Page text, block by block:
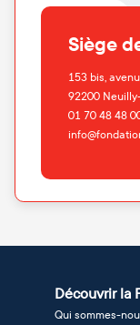
Siège
153 bis,
92200
01 70 48 48
Découvrir la
Qui sommes-